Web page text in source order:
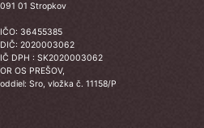
091 01 Stropkov
IČO: 36455385
DIČ: 2020003062
IČ DPH : SK2020003062
OR OS PREŠOV,
oddiel: Sro, vložka č. 11158/P